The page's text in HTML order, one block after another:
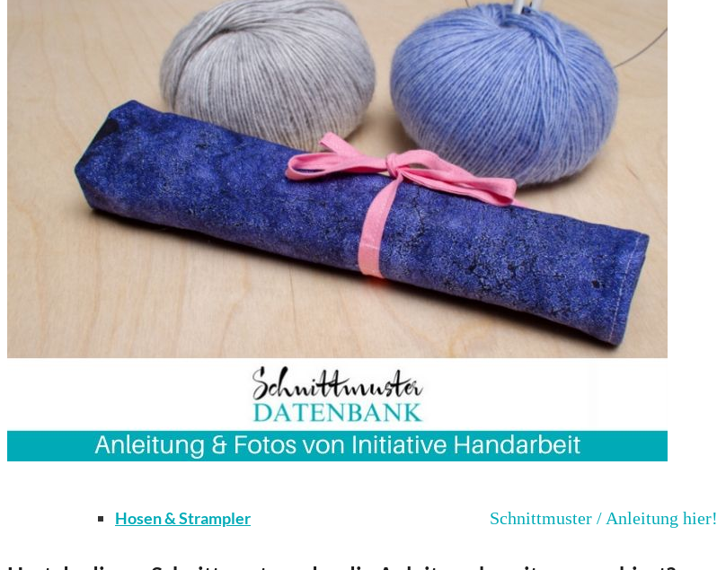
Accessoires
Bodys / Unterwäsche / Weiteres
Hosen & Strampler Schnittmuster / Anleitung hier!